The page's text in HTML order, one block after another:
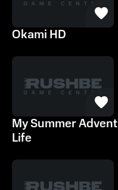
Okami HD
My Summer
Life